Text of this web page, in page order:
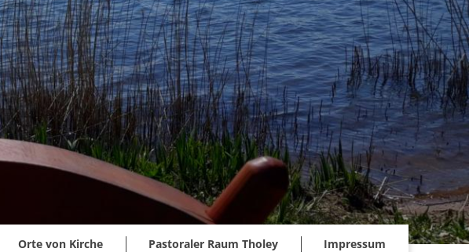
Orte von Kirche Pastoraler Raum Tholey Impressum